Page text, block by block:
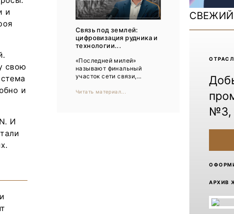
и
свою
и
И
Связь под землей:
цифровизация рудника и
технологии...
«Последней милей»
называют финальный
участок сети связи,...
Читать материал...
№3,
АРХИВ